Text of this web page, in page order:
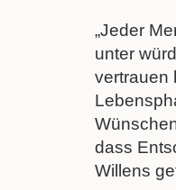
„Jeder
unter
vertrauen
dass
Willens